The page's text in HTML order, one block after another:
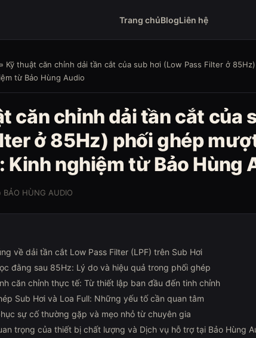
Trang chủBlogLiên hệ
» Kỹ thuật căn chỉnh dải tần cắt của sub hơi (Low Pass Filter ở
từ Bảo Hùng Audio
căn chỉnh dải tần cắt của
ở 85Hz) phối ghép
Kinh nghiệm từ Bảo Hùng
HÙNG AUDIO
về dải tần cắt Low Pass Filter (LPF) trên Sub Hơi
đằng sau 85Hz: Lý do và hiệu quả trong phối ghép
căn chỉnh thực tế: Từ thiết lập ban đầu đến tinh chỉnh
Sub Hơi và Loa Full: Những yếu tố cần quan tâm
sự cố thường gặp và mẹo nhỏ từ chuyên gia
trọng của thiết bị chất lượng và Dịch vụ hỗ trợ tại Bảo Hùng